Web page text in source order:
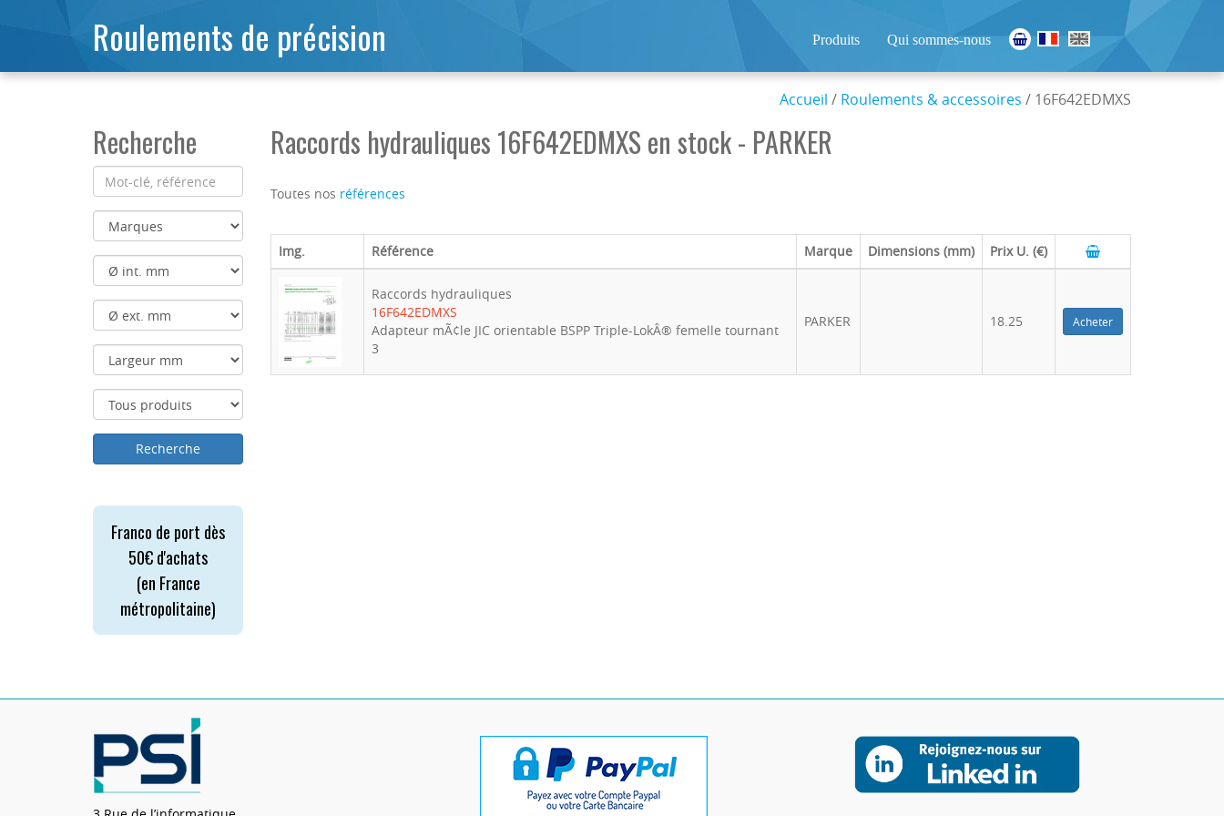
Roulements de précision Produits Qui sommes-nous
Accueil / Roulements & accessoires / 16F642EDMXS
Recherche
Franco de port dès
50€ d'achats
(en France
métropolitaine)
Raccords hydrauliques 16F642EDMXS en stock - PARKER
Toutes nos références
Img. Référence Marque Dimensions (mm) Prix U. (€)
Raccords hydrauliques
16F642EDMXS
Adapteur mÃ¢le JIC orientable BSPP Triple-LokÂ® femelle tournant
3
PARKER 18.25 Acheter